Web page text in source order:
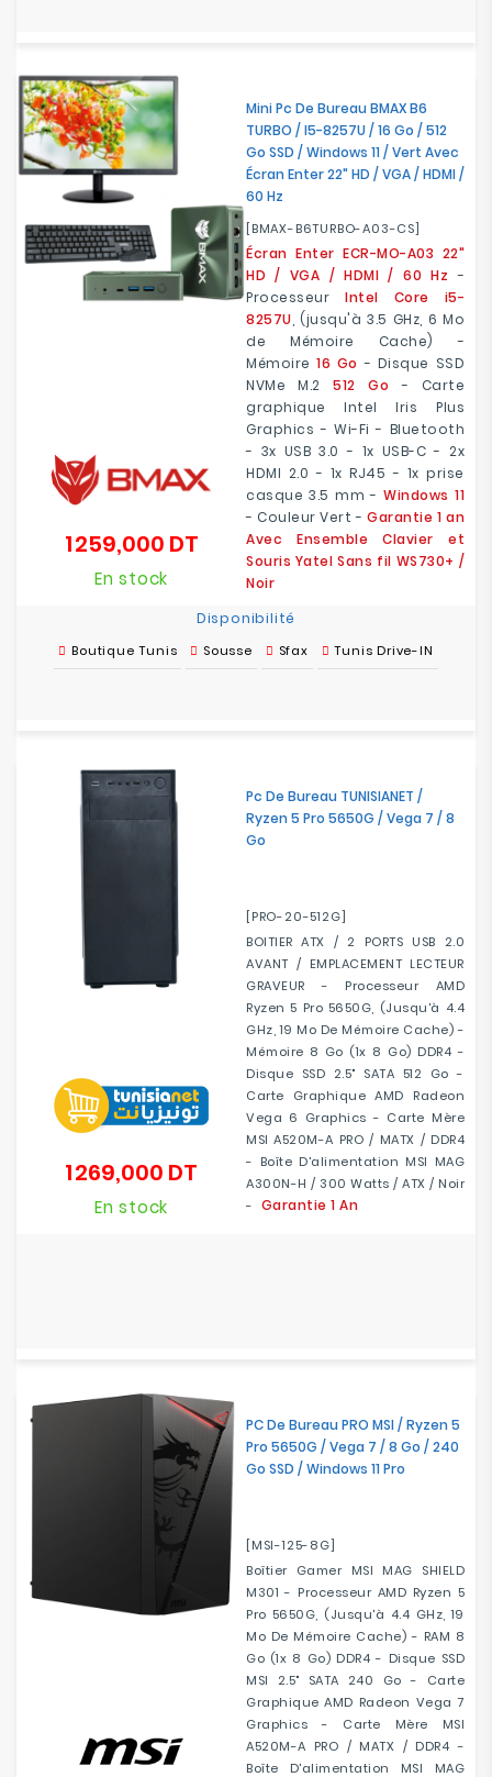
Mini Pc De Bureau BMAX B6
TURBO / I5-8257U / 16 Go / 512
Go SSD / Windows 11 / Vert Avec
Écran Enter 22" HD / VGA / HDMI /
60 Hz
[BMAX-B6TURBO-A03-CS]
Écran Enter ECR-MO-A03 22"
HD / VGA / HDMI / 60 Hz -
Processeur Intel Core i5-
8257U , (jusqu'à 3.5 GHz, 6 Mo
de Mémoire Cache) -
Mémoire16 Go - Disque SSD
NVMe M.2512 Go - Carte
graphique Intel Iris Plus
Graphics - Wi-Fi - Bluetooth
- 3x USB 3.0 - 1x USB-C - 2x
HDMI 2.0 - 1x RJ45 - 1x prise
casque 3.5 mm -Windows 11
- Couleur Vert -Garantie 1 an
Avec Ensemble Clavier et
Souris Yatel Sans fil WS730+ /
Noir
1 259,000 DTPrix
En stock
Disponibilité
Boutique Tunis Sousse Sfax Tunis Drive-IN
Pc De Bureau TUNISIANET /
Ryzen 5 Pro 5650G / Vega 7 / 8
Go
[PRO-20-512G]
BOITIER ATX / 2 PORTS USB 2.0
AVANT / EMPLACEMENT LECTEUR
GRAVEUR - Processeur AMD
Ryzen 5 Pro 5650G, (jusqu'à 4.4
GHz, 19 Mo De Mémoire Cache) -
Mémoire 8 Go (1x 8 Go) DDR4 -
Disque SSD 2.5" SATA 512 Go -
Carte Graphique AMD Radeon
Vega 6 Graphics - Carte Mère
MSI A520M-A PRO / MATX / DDR4
- Boîte D'alimentation MSI MAG
A300N-H / 300 Watts / ATX / Noir
- Garantie 1 An
1 269,000 DT
En stock
PC De Bureau PRO MSI / Ryzen 5
Pro 5650G / Vega 7 / 8 Go / 240
Go SSD / Windows 11 Pro
[MSI-125-8G]
Boîtier Gamer MSI MAG SHIELD
M301 - Processeur AMD Ryzen 5
Pro 5650G, (Jusqu'à 4.4 GHz, 19
Mo De Mémoire Cache) - RAM 8
Go (1x 8 Go) DDR4 - Disque SSD
MSI 2.5" SATA 240 Go - Carte
Graphique AMD Radeon Vega 7
Graphics - Carte Mère MSI
A520M-A PRO / MATX / DDR4 -
Boîte D'alimentation MSI MAG